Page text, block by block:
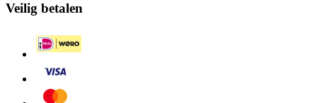
Veilig betalen